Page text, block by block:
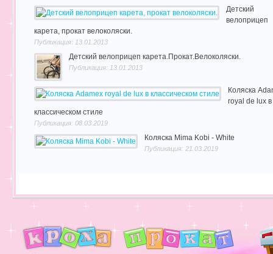
Детский
велоприцеп
карета, прокат велоколяски.
Публикация: 13.01.2013
Детский велоприцеп карета.Прокат.Велоколяски.
Публикация: 13.01.2013
Коляска
royal de lux в
классическом стиле
Публикация: 08.03.2019
Коляска Mima Kobi - White
Публикация: 21.03.2019